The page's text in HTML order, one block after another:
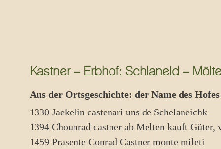
Kastner – Erbhof: Schlaneid –
Aus der Ortsgeschichte: der Name des
1330 Jaekelin castenari uns de Schelaneichk
1394 Chounrad castner ab Melten kauft
1459 Prasente Conrad Castner monte mileti